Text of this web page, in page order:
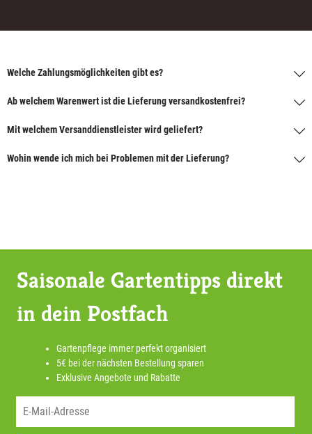
Welche Zahlungsmöglichkeiten gibt es?
Ab welchem Warenwert ist die Lieferung versandkostenfrei?
Mit welchem Versanddienstleister wird geliefert?
Wohin wende ich mich bei Problemen mit der Lieferung?
Saisonale Gartentipps direkt
in dein Postfach
Gartenpflege immer perfekt organisiert
5€ bei der nächsten Bestellung sparen
Exklusive Angebote und Rabatte